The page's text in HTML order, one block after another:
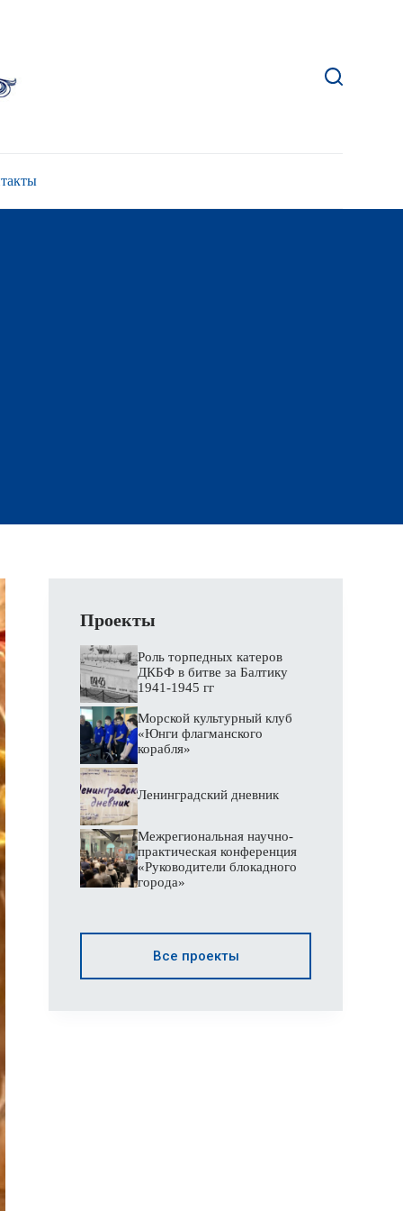
Проекты
Роль торпедных катеров
ДКБФ в битве за Балтику
1941‑1945 гг
Морской культурный клуб
«Юнги флагманского
корабля»
Ленинградский дневник
Межрегиональная научно-
практическая конференция
«Руководители блокадного
города»
Все проекты